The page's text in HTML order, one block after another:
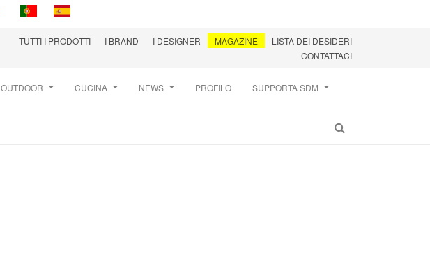
TUTTI I PRODOTTI I BRAND I DESIGNER MAGAZINE
LISTA DEI DESIDERI
CONTATTACI
OUTDOOR CUCINA NEWS PROFILO SUPPORTA SDM